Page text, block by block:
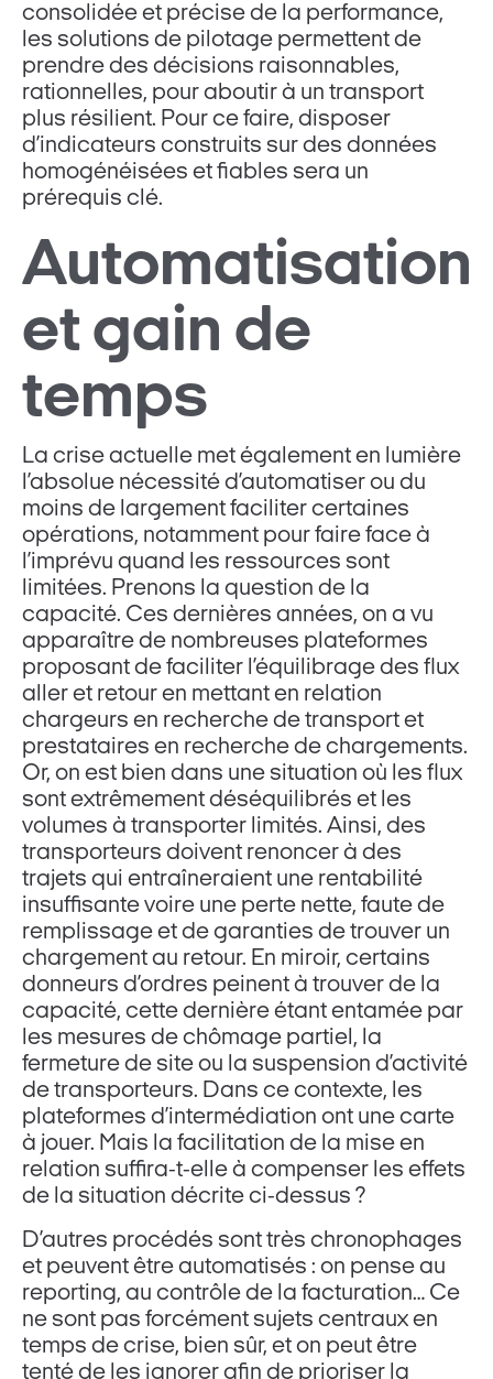
consolidée et précise de la performance,
les solutions de pilotage permettent de
prendre des décisions raisonnables,
rationnelles, pour aboutir à un transport
plus résilient. Pour ce faire, disposer
d’indicateurs construits sur des données
homogénéisées et fiables sera un
prérequis clé.
Automatisation
et gain de
temps
La crise actuelle met également en lumière
l’absolue nécessité d’automatiser ou du
moins de largement faciliter certaines
opérations, notamment pour faire face à
l’imprévu quand les ressources sont
limitées. Prenons la question de la
capacité. Ces dernières années, on a vu
apparaître de nombreuses plateformes
proposant de faciliter l’équilibrage des flux
aller et retour en mettant en relation
chargeurs en recherche de transport et
prestataires en recherche de chargements.
Or, on est bien dans une situation où les flux
sont extrêmement déséquilibrés et les
volumes à transporter limités. Ainsi, des
transporteurs doivent renoncer à des
trajets qui entraîneraient une rentabilité
insuffisante voire une perte nette, faute de
remplissage et de garanties de trouver un
chargement au retour. En miroir, certains
donneurs d’ordres peinent à trouver de la
capacité, cette dernière étant entamée par
les mesures de chômage partiel, la
fermeture de site ou la suspension d’activité
de transporteurs. Dans ce contexte, les
plateformes d’intermédiation ont une carte
à jouer. Mais la facilitation de la mise en
relation suffira-t-elle à compenser les effets
de la situation décrite ci-dessus ?
D’autres procédés sont très chronophages
et peuvent être automatisés : on pense au
reporting, au contrôle de la facturation… Ce
ne sont pas forcément sujets centraux en
temps de crise, bien sûr, et on peut être
tenté de les ignorer afin de prioriser la